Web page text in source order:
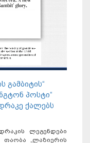
პოსტი“
ქალებს
ლეგენდები
„ლაზიერის